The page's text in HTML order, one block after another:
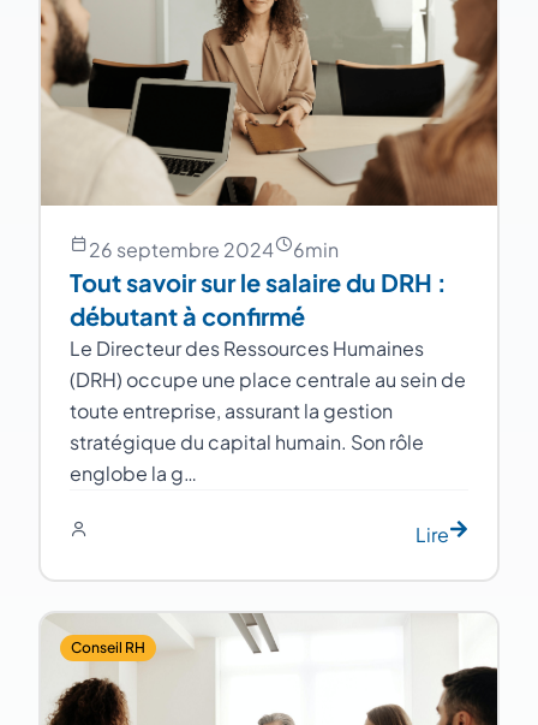
26 septembre 2024 6min
Tout savoir sur le salaire du DRH :
débutant à confirmé
Le Directeur des Ressources Humaines
(DRH) occupe une place centrale au sein de
toute entreprise, assurant la gestion
stratégique du capital humain. Son rôle
englobe la g…
Lire
Conseil RH